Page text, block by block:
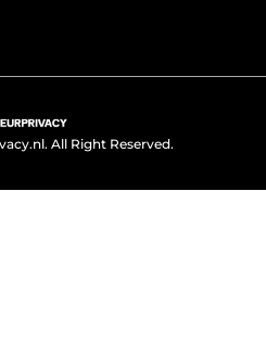
All Right Reserved.